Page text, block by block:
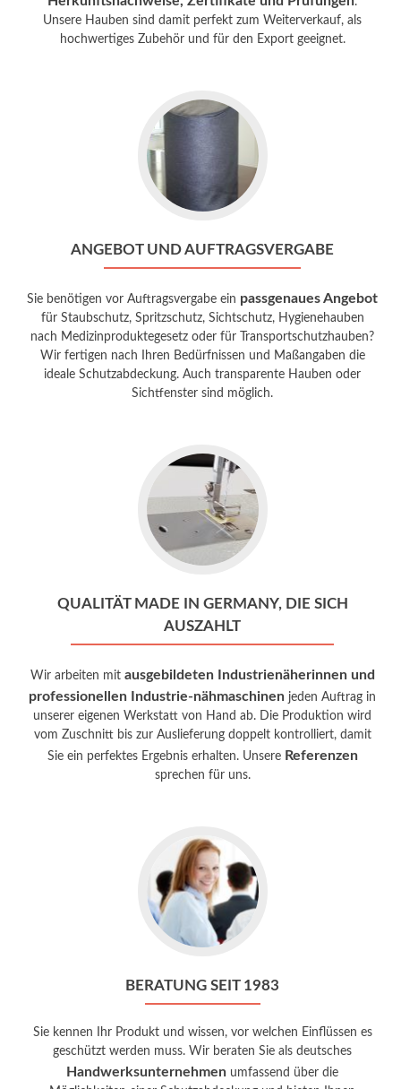
Unsere Hauben sind damit perfekt zum Weiterverkauf, als
hochwertiges Zubehör und für den Export geeignet.
Go
und
Auftragsvergabe
ANGEBOT UND AUFTRAGSVERGABE
Sie benötigen vor Auftragsvergabe ein passgenaues Angebot
für Staubschutz, Spritzschutz, Sichtschutz, Hygienehauben
nach Medizinproduktegesetz oder für Transportschutzhauben?
Wir fertigen nach Ihren Bedürfnissen und Maßangaben die
ideale Schutzabdeckung. Auch transparente Hauben oder
Sichtfenster sind möglich.
Go
to
Qualität
made
in
auszahlt
QUALITÄT MADE IN GERMANY, DIE SICH
AUSZAHLT
Wir arbeiten mit ausgebildeten Industrienäherinnen und
professionellen Industrie-nähmaschinen jeden Auftrag in
unserer eigenen Werkstatt von Hand ab. Die Produktion wird
vom Zuschnitt bis zur Auslieferung doppelt kontrolliert, damit
Sie ein perfektes Ergebnis erhalten. Unsere Referenzen
sprechen für uns.
Go
to
Beratung
seit
1983
BERATUNG SEIT 1983
Sie kennen Ihr Produkt und wissen, vor welchen Einflüssen es
geschützt werden muss. Wir beraten Sie als deutsches
Handwerksunternehmen umfassend über die